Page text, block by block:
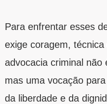
Para enfrentar esses
exige coragem, técnica
advocacia criminal não
mas uma vocação
da liberdade e da